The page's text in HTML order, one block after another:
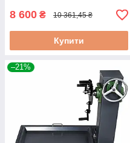
8 600 ₴ 10 361,45 ₴
Купити
–21%